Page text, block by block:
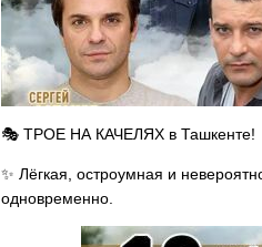
🎭 ТРОЕ НА КАЧЕЛЯХ в Ташкенте!
✨ Лёгкая, остроумная и
одновременно.